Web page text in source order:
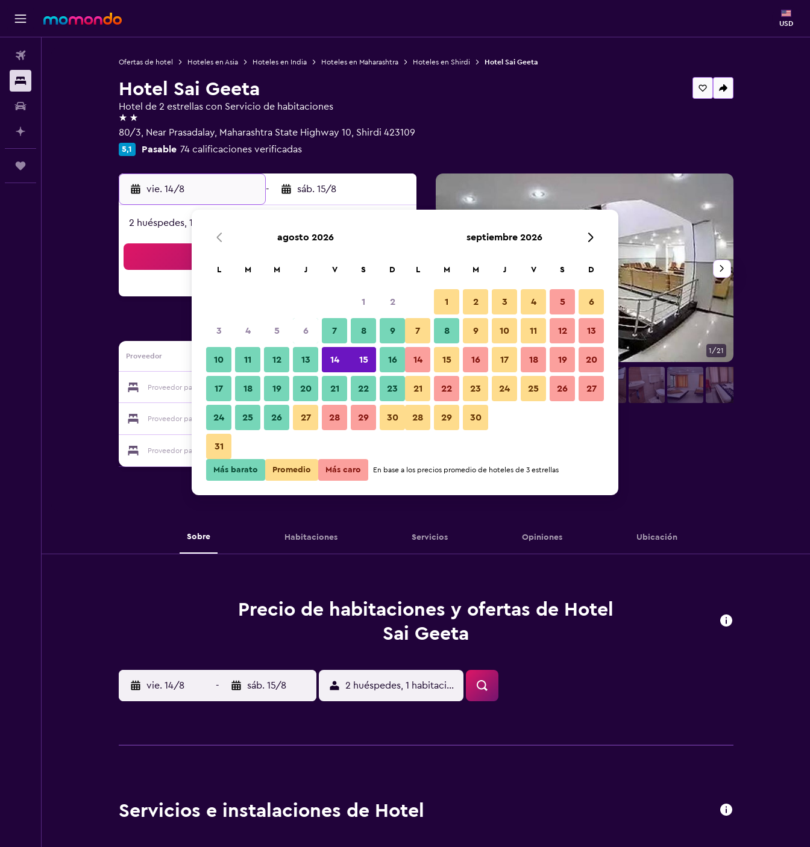
USD
Ofertas de hotel Hoteles en Asia Hoteles en India Hoteles en Maharashtra Hoteles en Shirdi Hotel Sai Geeta
Hotel Sai Geeta
Hotel de 2 estrellas con Servicio de habitaciones
2 estrellas
80/3, Near Prasadalay, Maharashtra State Highway 10, Shirdi 423109
5,1 Pasable 74 calificaciones verificadas
vie. 14/8 - sáb. 15/8
2 huéspedes, 1 habitación
Proveedor
Proveedor para Hotel Sai Geeta Ver precios
Proveedor para Hotel Sai Geeta Ver precios
Proveedor para Hotel Sai Geeta
Lobby 1/21
Fotos
Sobre Habitaciones Servicios Opiniones Ubicación
Precio de habitaciones y ofertas de Hotel
Sai Geeta
vie. 14/8 - sáb. 15/8 2 huéspedes, 1 habitación
Servicios e instalaciones de Hotel
agosto 2026
L M M J V S D
1 2
3 4 5 6 7 8 9
10 11 12 13 14 15 16
17 18 19 20 21 22 23
24 25 26 27 28 29 30
31
septiembre 2026
L M M J V S D
1 2 3 4 5 6
7 8 9 10 11 12 13
14 15 16 17 18 19 20
21 22 23 24 25 26 27
28 29 30
Más barato Promedio Más caro En base a los precios promedio de hoteles de 3 estrellas